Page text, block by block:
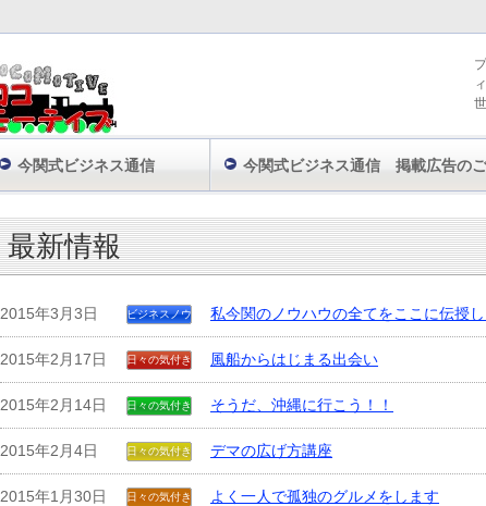
最新情報
2015年3月3日
ビジネスノウ
私今関のノウハウの全てをここに伝授し
2015年2月17日 日々の気付き 風船からはじまる出会い
2015年2月14日 日々の気付き そうだ、沖縄に行こう！！
2015年2月4日 日々の気付き デマの広げ方講座
2015年1月30日 日々の気付き よく一人で孤独のグルメをします
今関式ビジネス通信 今関式ビジネス通信 掲載広告の